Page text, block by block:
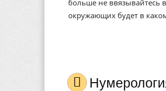
больше не ввязывайтесь
окружающих будет в